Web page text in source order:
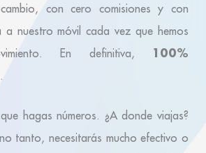
con cero comisiones y con
a nuestro móvil cada vez que hemos
En definitiva, 100%
.
hagas números. ¿A donde viajas?
tanto, necesitarás mucho efectivo o